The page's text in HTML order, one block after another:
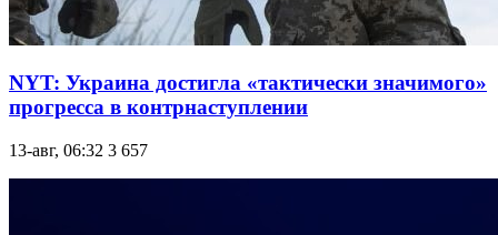
NYT: Украина достигла «тактически значимого»
прогресса в контрнаступлении
13-авг, 06:32 3 657